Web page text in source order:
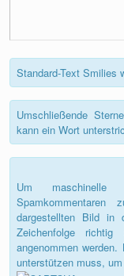
Standard-Text Smilies
Umschließende
kann ein Wort
Um maschinelle
dargestellten Bild in
Zeichenfolge
angenommen
unterstützen muss,